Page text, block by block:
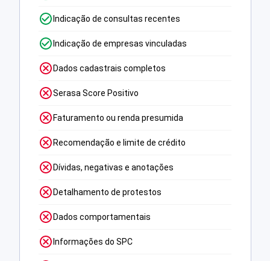
Indicação de consultas recentes
Indicação de empresas vinculadas
Dados cadastrais completos
Serasa Score Positivo
Faturamento ou renda presumida
Recomendação e limite de crédito
Dívidas, negativas e anotações
Detalhamento de protestos
Dados comportamentais
Informações do SPC